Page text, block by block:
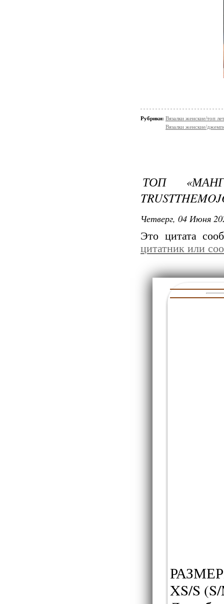
Рубрики: Вязалки женские/топ
Вязалки женские/
ТОП
Четверг, 04 Июня
Это цитата
цитатник или
XS/S